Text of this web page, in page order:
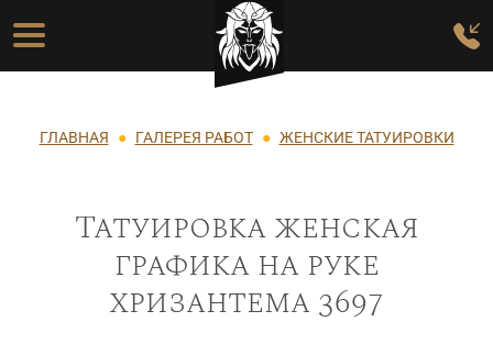
Перейти к основному содержанию
Основная навигация
Строка навигации
ГЛАВНАЯ ГАЛЕРЕЯ РАБОТ ЖЕНСКИЕ ТАТУИРОВКИ
Татуировка женская
графика на руке
хризантема 3697